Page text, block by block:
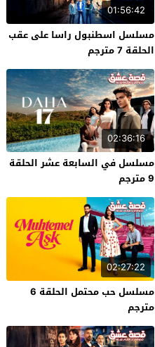
01:56:42
مسلسل اسطنبول راسا على عقب
الحلقة 7 مترجم
02:36:16
مسلسل في السابعة عشر الحلقة
9 مترجم
02:27:22
مسلسل حب محتمل الحلقة 6
مترجم